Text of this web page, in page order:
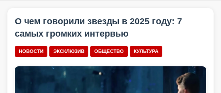
О чем говорили звезды в 2025 году: 7
самых громких интервью
НОВОСТИ ЭКСКЛЮЗИВ ОБЩЕСТВО КУЛЬТУРА